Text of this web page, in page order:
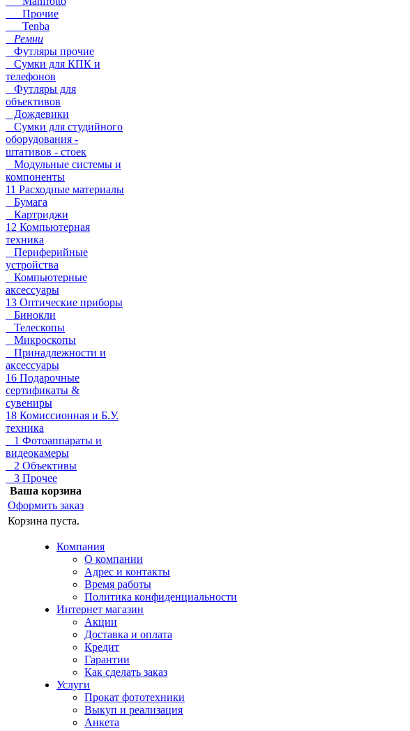
Прочие
Tenba
Ремни
Футляры прочие
Сумки для КПК и
телефонов
Футляры для
объективов
Дождевики
Сумки для студийного
оборудования -
штативов - стоек
Модульные системы и
компоненты
11 Расходные материалы
Бумага
Картриджи
12 Компьютерная
техника
Периферийные
устройства
Компьютерные
аксессуары
13 Оптические приборы
Бинокли
Телескопы
Микроскопы
Принадлежности и
аксессуары
16 Подарочные
сертификаты &
сувениры
18 Комиссионная и Б.У.
техника
1 Фотоаппараты и
видеокамеры
2 Объективы
3 Прочее
Ваша корзина
Оформить заказ
Корзина пуста.
Компания
О компании
Адрес и контакты
Время работы
Политика конфиденциальности
Интернет магазин
Акции
Доставка и оплата
Кредит
Гарантии
Как сделать заказ
Услуги
Прокат фототехники
Выкуп и реализация
Анкета